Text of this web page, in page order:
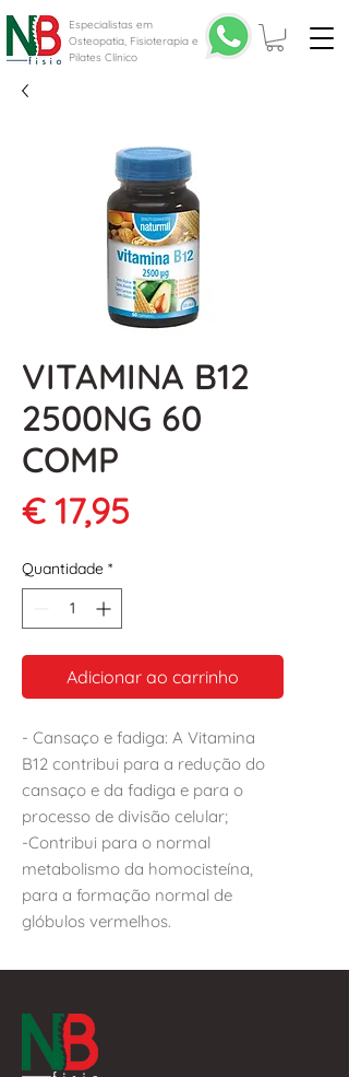
Especialistas em
Osteopatia, Fisioterapia e
Pilates Clínico
VITAMINA B12
2500NG 60
COMP
€ 17,95Preço
Quantidade *
Adicionar ao carrinho
- Cansaço e fadiga: A Vitamina
B12 contribui para a redução do
cansaço e da fadiga e para o
processo de divisão celular;
-Contribui para o normal
metabolismo da homocisteína,
para a formação normal de
glóbulos vermelhos.